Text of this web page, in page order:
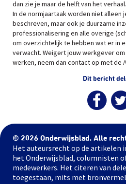
dan zie je maar de helft van het verhaal.
In de normjaartaak worden niet alleen
beschreven, maar ook je duurzame
professionalisering en alle overige
om overzichtelijk te hebben wat er in
verwacht. Weigert jouw werkgever
werken, neem dan contact op met de
Dit bericht
© 2026 Onderwijsblad. Alle
Het auteursrecht op de artikelen
het Onderwijsblad, columnisten
medewerkers. Het citeren van
toegestaan, mits met